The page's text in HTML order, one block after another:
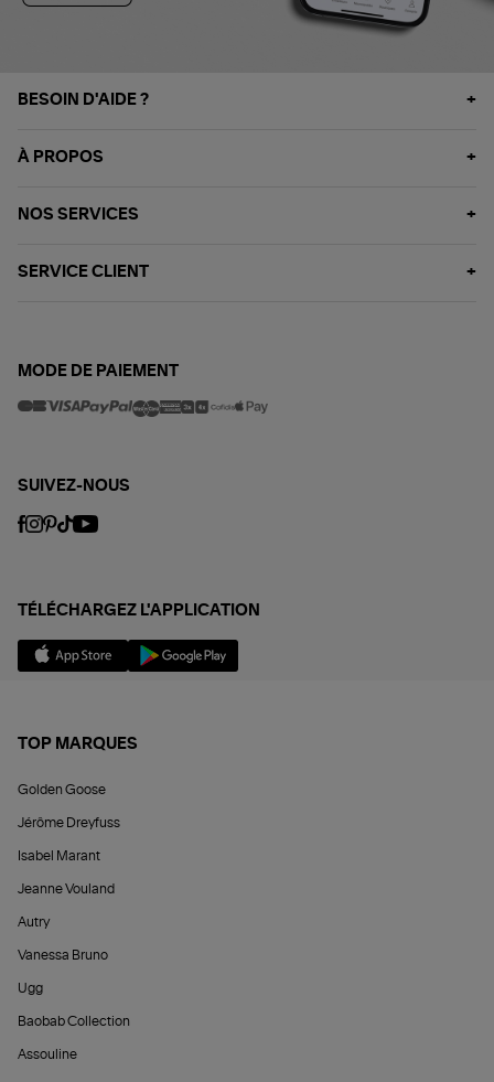
BESOIN D'AIDE ?
À PROPOS
NOS SERVICES
SERVICE CLIENT
MODE DE PAIEMENT
SUIVEZ-NOUS
TÉLÉCHARGEZ L'APPLICATION
TOP MARQUES
Golden Goose
Jérôme Dreyfuss
Isabel Marant
Jeanne Vouland
Autry
Vanessa Bruno
Ugg
Baobab Collection
Assouline